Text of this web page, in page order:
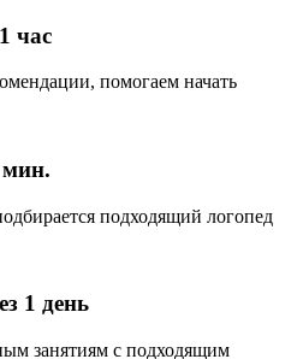
час
помогаем начать
мин.
подходящий логопед
1 день
занятиям с подходящим